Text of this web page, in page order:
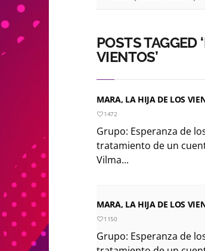
POSTS TAGGED
VIENTOS’
MARA, LA HIJA DE LOS
1472
Grupo: Esperanza de
tratamiento de un
Vilma...
MARA, LA HIJA DE LOS
1150
Grupo: Esperanza de